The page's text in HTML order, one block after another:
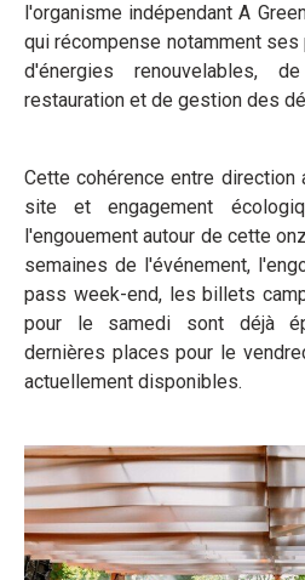
l'organisme indépendant A
qui récompense notamment
d'énergies renouvelables,
restauration et de gestion des
Cette cohérence entre direction
site et engagement
l'engouement autour de cette
semaines de l'événement,
pass week-end, les billets
pour le samedi sont déjà
dernières places pour le
actuellement disponibles.